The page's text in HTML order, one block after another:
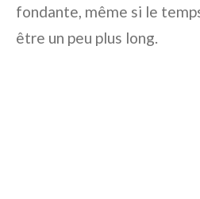
fondante, même si le
être un peu plus long.